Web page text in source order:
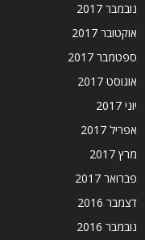
נובמבר 2017
אוקטובר 2017
ספטמבר 2017
אוגוסט 2017
יוני 2017
אפריל 2017
מרץ 2017
פברואר 2017
דצמבר 2016
נובמבר 2016